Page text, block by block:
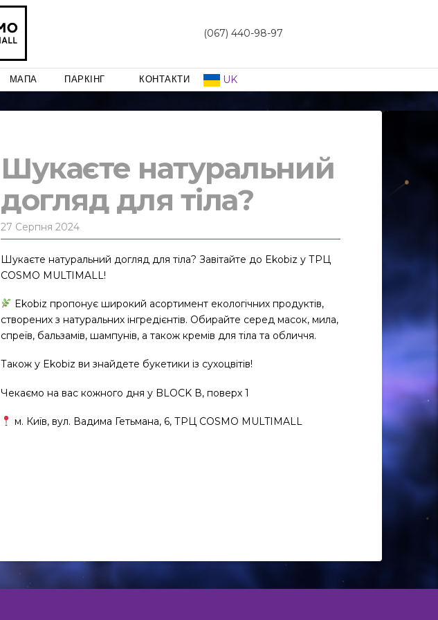
(067) 440-98-97
МАПА ПАРКІНГ КОНТАКТИ UK
Шукаєте натуральний
догляд для тіла?
27 Серпня 2024
Шукаєте натуральний догляд для тіла? Завітайте до Ekobiz у ТРЦ
COSMO MULTIMALL!
Ekobiz пропонує широкий асортимент екологічних продуктів,
створених з натуральних інгредієнтів. Обирайте серед масок, мила,
спреїв, бальзамів, шампунів, а також кремів для тіла та обличчя.
Також у Ekobiz ви знайдете букетики із сухоцвітів!
Чекаємо на вас кожного дня у BLOCK В, поверх 1
м. Київ, вул. Вадима Гетьмана, 6, ТРЦ COSMO MULTIMALL